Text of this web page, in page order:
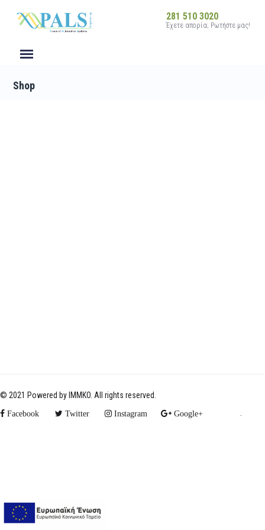
281 510 3020
Έχετε απορία; Ρωτήστε μας!
Shop
© 2021 Powered by IMMKO . All rights reserved.
Facebook Twitter Instagram Google+